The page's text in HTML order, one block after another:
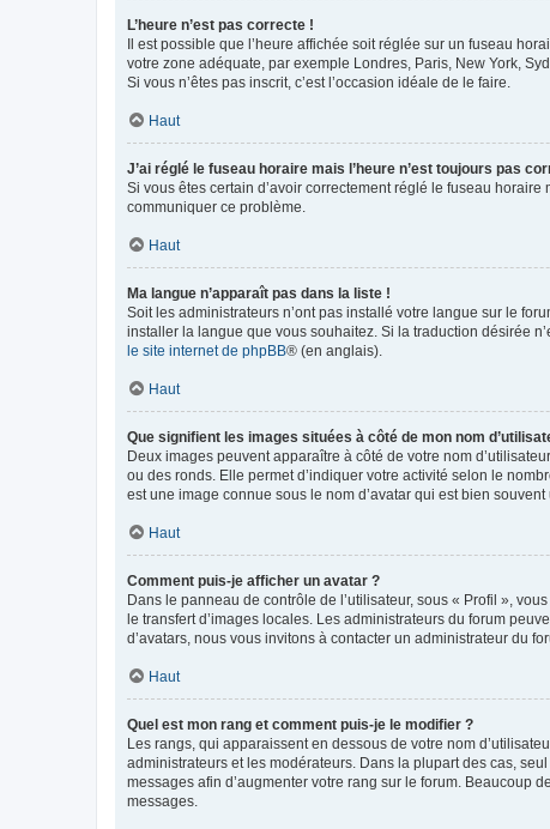
L’heure n’est pas correcte !
Il est possible que l’heure affichée soit réglée sur un fuseau
votre zone adéquate, par exemple Londres, Paris, New York,
Si vous n’êtes pas inscrit, c’est l’occasion idéale de le faire.
Haut
J’ai réglé le fuseau horaire mais l’heure n’est toujours pas
Si vous êtes certain d’avoir correctement réglé le fuseau
communiquer ce problème.
Haut
Ma langue n’apparaît pas dans la liste !
Soit les administrateurs n’ont pas installé votre langue sur le
installer la langue que vous souhaitez. Si la traduction désirée
le site internet de phpBB® (en anglais).
Haut
Que signifient les images situées à côté de mon nom
Deux images peuvent apparaître à côté de votre nom
ou des ronds. Elle permet d’indiquer votre activité selon le
est une image connue sous le nom d’avatar qui est bien
Haut
Comment puis-je afficher un avatar ?
Dans le panneau de contrôle de l’utilisateur, sous « Profil »,
le transfert d’images locales. Les administrateurs du forum
d’avatars, nous vous invitons à contacter un administrateur du
Haut
Quel est mon rang et comment puis-je le modifier ?
Les rangs, qui apparaissent en dessous de votre nom
administrateurs et les modérateurs. Dans la plupart des cas,
messages afin d’augmenter votre rang sur le forum. Beaucoup
messages.